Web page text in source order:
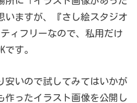
いますが、『さし絵スタジオ
ィフリーなので、私用だけ
です。
安いので試してみてはいかが
作ったイラスト画像を公開し